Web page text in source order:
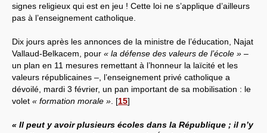
signes religieux qui est en jeu ! Cette loi ne s’applique d’ailleurs
pas à l’enseignement catholique.
Dix jours après les annonces de la ministre de l’éducation, Najat
Vallaud-Belkacem, pour « la défense des valeurs de l’école » –
un plan en 11 mesures remettant à l’honneur la laïcité et les
valeurs républicaines –, l’enseignement privé catholique a
dévoilé, mardi 3 février, un pan important de sa mobilisation : le
volet « formation morale » [15]
« Il peut y avoir plusieurs écoles dans la République ; il n’y